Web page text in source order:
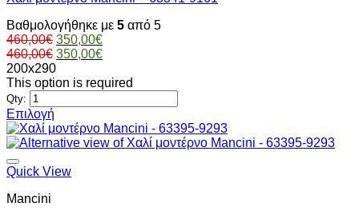
να
επιλεγούν
στη
σελίδα
του
προϊόντος
Βαθμολογήθηκε με 5 από 5
460,00€ Original
price
was:
460,00€.
350,00€Η
τρέχουσα
είναι:
460,00€ Original
price
was:
350,00€Η
τιμή
350,00€.
200x290
This option is required
Qty:
Επιλογή
Αυτό
το
προϊόν
έχει
παραλλαγές.
Quick View
Mancini